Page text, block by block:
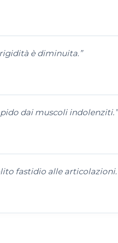
è diminuita. ”
dai muscoli indolenziti. ”
fastidio alle articolazioni.